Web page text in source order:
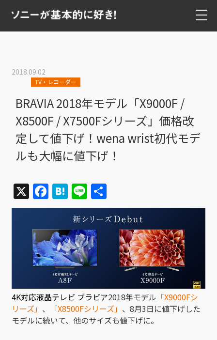
2018.09.02
TV・レコーダー
BRAVIA 2018年モデル「X9000F /
X8500F / X7500Fシリーズ」価格改
定して値下げ！wena wrist初代モデ
ルも大幅に値下げ！
X Facebook
Hatena
Line
有
4K対応液晶テレビ ブラビア2018年モデル 「X9000Fシ
リーズ」 、 「X8500Fシリーズ」 、8月3日に値下げした
モデルに続いて、他のサイズも値下げに。